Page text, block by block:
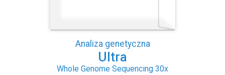
Analiza genetyczna
Ultra
Whole Genome Sequencing 30x